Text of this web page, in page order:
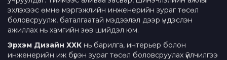
эхлэхээс өмнө мэргэжлийн инженерийн зураг төсөл
боловсруулж, баталгаатай мэдээлэл дээр үндэслэн
ажиллах нь хамгийн зөв шийдэл юм.
Эрхэм Дизайн ХХК нь барилга, интерьер болон
инженерийн иж бүрэн зураг төсөл боловсруулах үйлчилгээ